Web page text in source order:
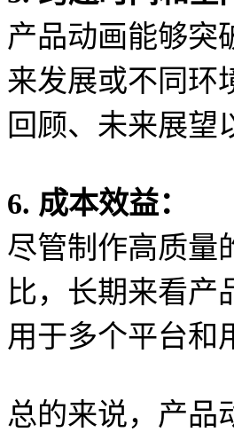
产品动画能够突
来发展或不同环
回顾、未来展望
6. 成本效益：
尽管制作高质量
比，长期来看产
用于多个平台和
总的来说，产品